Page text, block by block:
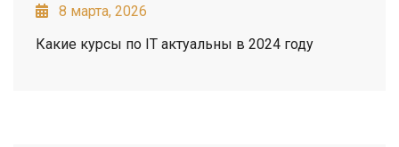
8 марта, 2026
Какие курсы по IT актуальны в 2024 году